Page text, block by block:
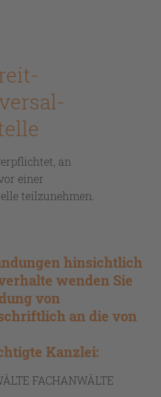
an
einer
teilzunehmen.
hinsichtlich
wenden Sie
von
an die von
Kanzlei:
FACHANWÄLTE